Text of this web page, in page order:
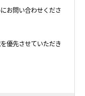
お問い合わせくださ
優先させていただき